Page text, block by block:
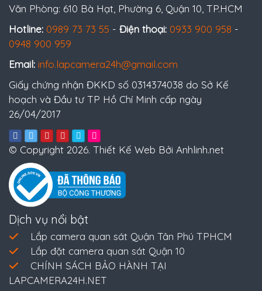
Văn Phòng: 610 Bà Hạt, Phường 6, Quận 10, TP.HCM
Hotline: 0989 73 73 55 - Điện thoại: 0933 900 958 -
0948 900 959
Email: info.lapcamera24h@gmail.com
Giấy chứng nhận ĐKKD số 0314374038 do Sở Kế
hoạch và Đầu tư TP Hồ Chí Minh cấp ngày
26/04/2017
© Copyright 2026. Thiết Kế Web Bởi Anhlinh.net
Dịch vụ nổi bật
Lắp camera quan sát Quận Tân Phú TPHCM
Lắp đặt camera quan sát Quận 10
CHÍNH SÁCH BẢO HÀNH TẠI
LAPCAMERA24H.NET